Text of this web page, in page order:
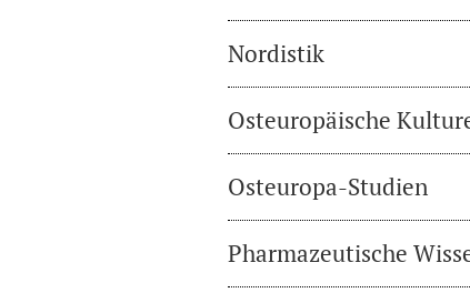
Nordistik
Osteuropäische
Osteuropa-Studien
Pharmazeutische